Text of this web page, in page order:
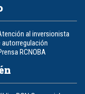
al inversionista
autorregulación
RCNOBA